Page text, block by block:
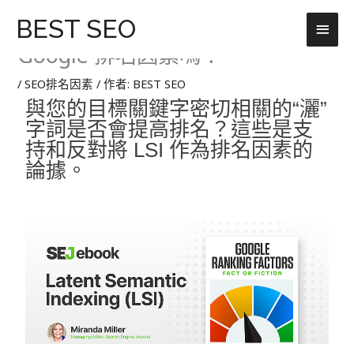
BEST SEO
主
要
單
59. 潛在語義索引 (LSI)：它是
Google 排名因素嗎？
/SEO排名因素 / 作者: BEST SEO
與您的目標關鍵字密切相關的“灑”
字詞是否會提高排名？這些是支
持和反對將 LSI 作為排名因素的
論據。